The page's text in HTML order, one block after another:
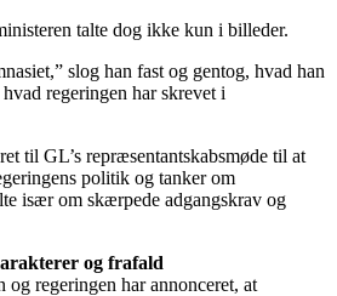
talte dog ikke kun i billeder.
slog han fast og gentog, hvad han
regeringen har skrevet i
til GL’s repræsentantskabsmøde til at
politik og tanker om
især om skærpede adgangskrav og
og frafald
og regeringen har annonceret, at